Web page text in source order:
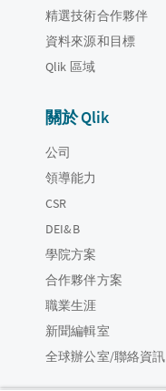
精選技術合作夥伴
資料來源和目標
Qlik 區域
關於 Qlik
公司
領導能力
CSR
DEI&B
學院方案
合作夥伴方案
職業生涯
新聞編輯室
全球辦公室/聯絡資訊